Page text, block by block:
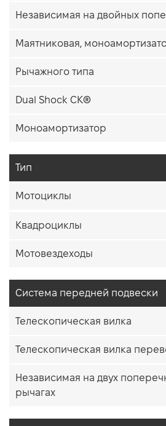
Независимая на двойных
Маятниковая,
Рычажного типа
Dual Shock CK®
Моноамортизатор
Тип
Мотоциклы
Квадроциклы
Мотовездеходы
Система передней подвески
Телескопическая вилка
Телескопическая вилка
Независимая на двух
рычагах